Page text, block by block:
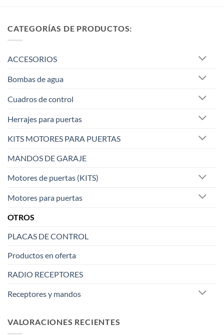
CATEGORÍAS DE PRODUCTOS:
ACCESORIOS
Bombas de agua
Cuadros de control
Herrajes para puertas
KITS MOTORES PARA PUERTAS
MANDOS DE GARAJE
Motores de puertas (KITS)
Motores para puertas
OTROS
PLACAS DE CONTROL
Productos en oferta
RADIO RECEPTORES
Receptores y mandos
VALORACIONES RECIENTES